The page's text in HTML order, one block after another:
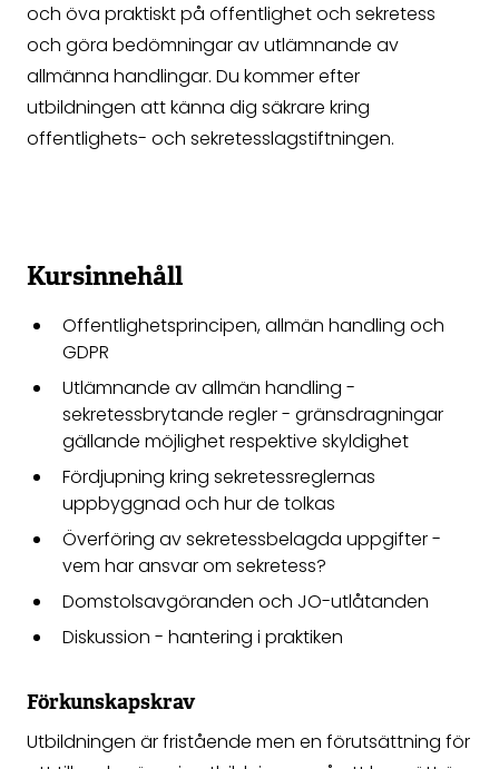
och öva praktiskt på offentlighet och sekretess
och göra bedömningar av utlämnande av
allmänna handlingar. Du kommer efter
utbildningen att känna dig säkrare kring
offentlighets- och sekretesslagstiftningen.
Kursinnehåll
Offentlighetsprincipen, allmän handling och
GDPR
Utlämnande av allmän handling -
sekretessbrytande regler - gränsdragningar
gällande möjlighet respektive skyldighet
Fördjupning kring sekretessreglernas
uppbyggnad och hur de tolkas
Överföring av sekretessbelagda uppgifter -
vem har ansvar om sekretess?
Domstolsavgöranden och JO-utlåtanden
Diskussion - hantering i praktiken
Förkunskapskrav
Utbildningen är fristående men en förutsättning för